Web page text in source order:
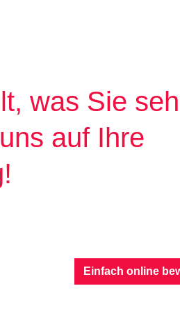
was Sie
auf Ihre
Einfach online